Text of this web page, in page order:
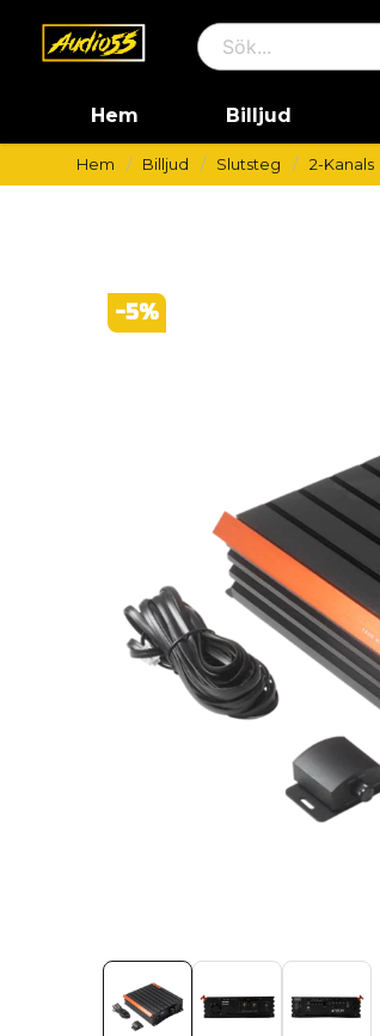
Hem Billjud
Hem Billjud Slutsteg 2-Kanals
-5%